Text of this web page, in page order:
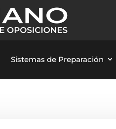
Sistemas de Preparación